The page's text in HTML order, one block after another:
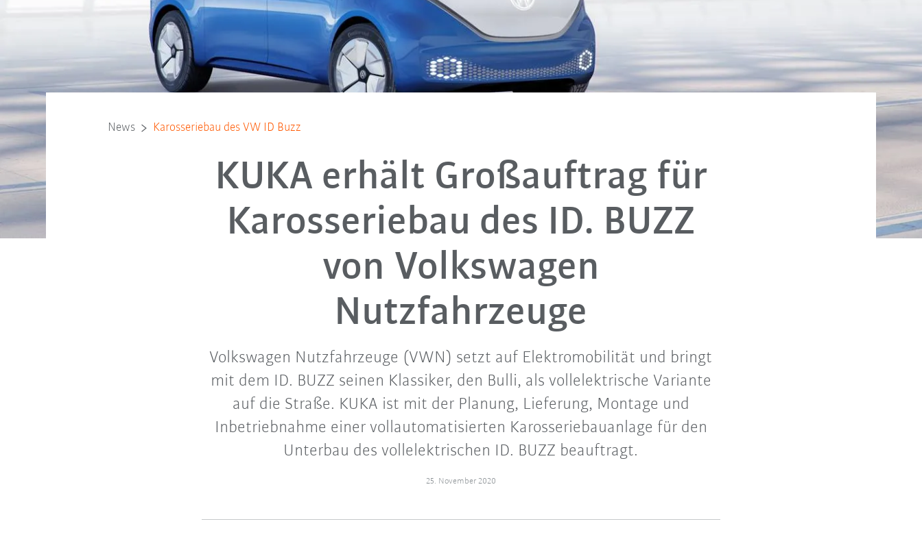
News Karosseriebau des VW ID Buzz
KUKA erhält Großauftrag für
Karosseriebau des ID. BUZZ
von Volkswagen
Nutzfahrzeuge
Volkswagen Nutzfahrzeuge (VWN) setzt auf Elektromobilität und bringt
mit dem ID. BUZZ seinen Klassiker, den Bulli, als vollelektrische Variante
auf die Straße. KUKA ist mit der Planung, Lieferung, Montage und
Inbetriebnahme einer vollautomatisierten Karosseriebauanlage für den
Unterbau des vollelektrischen ID. BUZZ beauftragt.
25. November 2020